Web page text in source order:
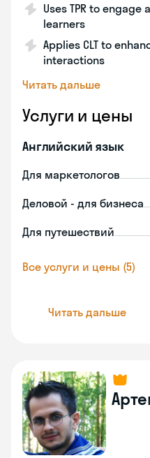
Uses TPR to
learners
Applies CLT to
interactions
Читать дальше
Услуги и цены
Английский язык
Для маркетологов
Деловой - для бизнеса
Для путешествий
Все услуги и цены (5)
Читать дальше